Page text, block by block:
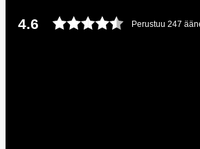
4.6 Perustuu 247